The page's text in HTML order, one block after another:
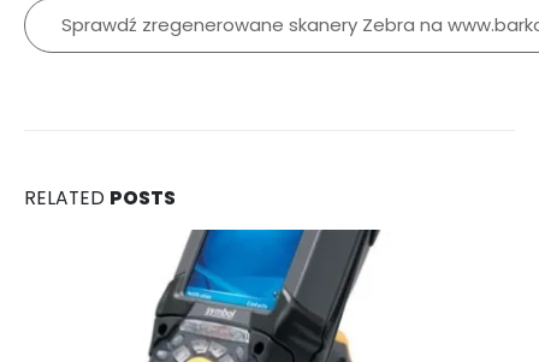
Sprawdź zregenerowane skanery Zebra na
RELATED POSTS